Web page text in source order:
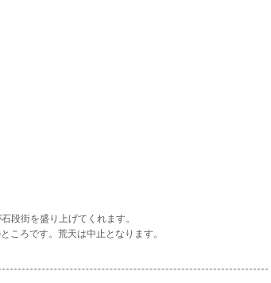
段街を盛り上げてくれます。
ころです。荒天は中止となります。